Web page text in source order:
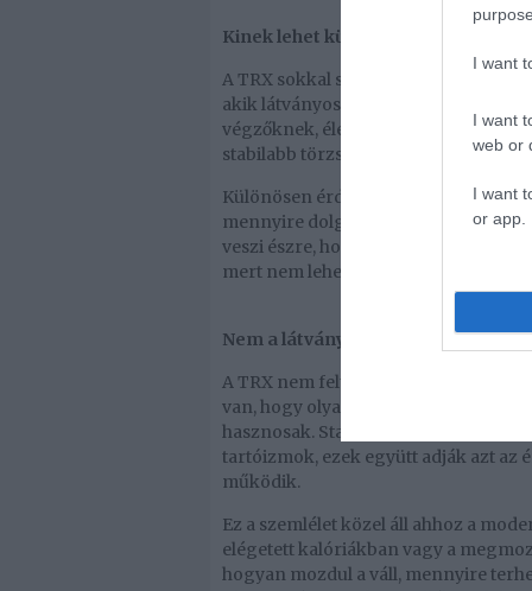
I want
I want
web or
I want
or app.
Kinek lehet különösen jó választás?
A TRX sokkal szélesebb körnek
akik látványos funkcionális edzést
végzőknek, életmódváltóknak, de
stabilabb törzset és jobb testtudatot
Különösen érdekes benne, hogy
mennyire dolgozik a törzse. Másnak
veszi észre, hogy a megszokott
mert nem lehet lendületből vagy
Nem a látványról, hanem a
A TRX nem feltétlenül attól jó, hogy
van, hogy olyan alapokat fejleszt,
hasznosak. Stabilabb törzs, jobb
tartóizmok, ezek együtt adják azt az
működik.
Ez a szemlélet közel áll ahhoz a
elégetett kalóriákban vagy a
hogyan mozdul a váll, mennyire